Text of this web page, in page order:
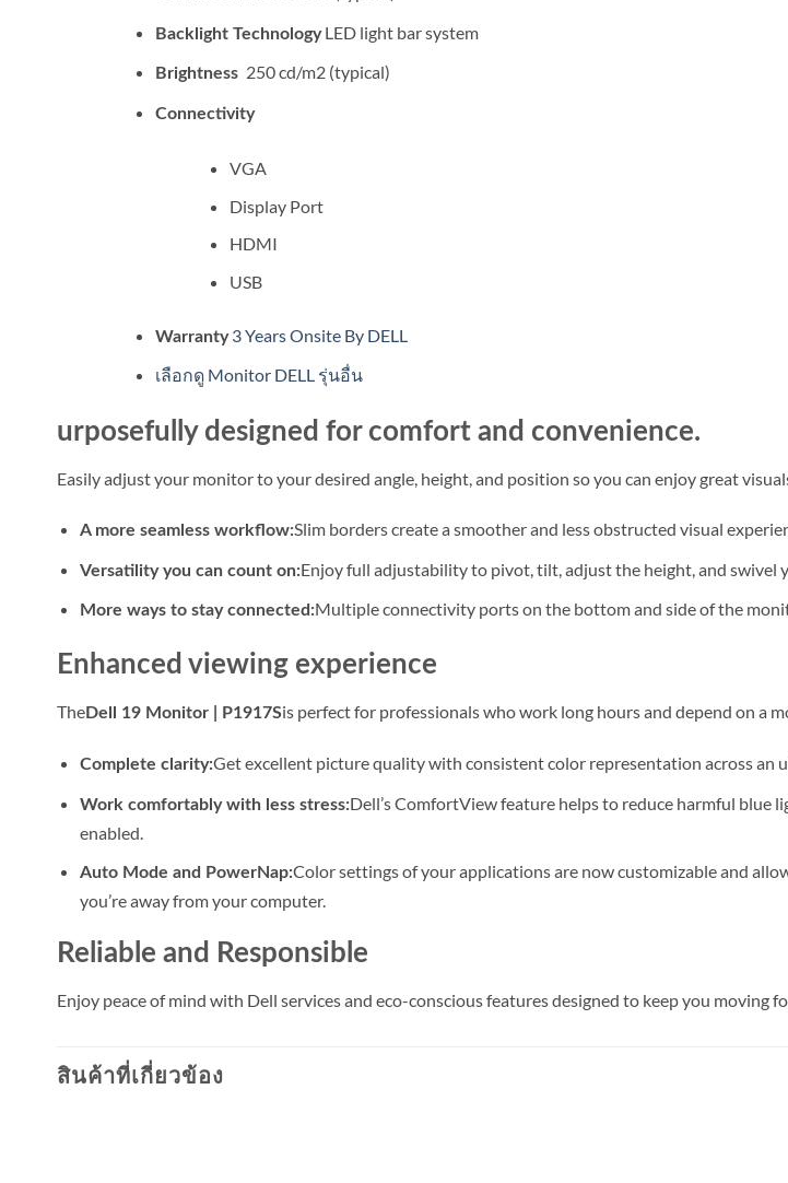
Backlight TechnologyLED light bar system
Brightness 250 cd/m2 (typical)
Connectivity
VGA
Display Port
HDMI
USB
Warranty 3 Years Onsite By DELL
เลือกดู Monitor DELL รุ่นอื่น
urposefully designed for comfort and convenience.
Easily adjust your monitor to your desired angle, height, and position so you can enjoy great
A more seamless workflow:Slim borders create a smoother and less obstructed visual
Versatility you can count on:Enjoy full adjustability to pivot, tilt, adjust the height, and swivel
More ways to stay connected:Multiple connectivity ports on the bottom and side of the
Enhanced viewing experience
TheDell 19 Monitor | P1917Sis perfect for professionals who work long hours and depend on a
Complete clarity:Get excellent picture quality with consistent color representation across an
Work comfortably with less stress:Dell’s ComfortView feature helps to reduce harmful blue
enabled.
Auto Mode and PowerNap:Color settings of your applications are now customizable and
you’re away from your computer.
Reliable and Responsible
Enjoy peace of mind with Dell services and eco-conscious features designed to keep you moving
สินค้าที่เกี่ยวข้อง